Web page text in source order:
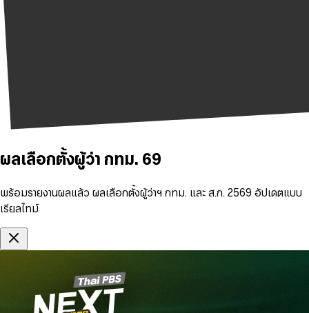
ผลเลือกตั้งผู้ว่า กทม. 69
พร้อมรายงานผลแล้ว ผลเลือกตั้งผู้ว่าฯ กทม. และ ส.ก. 2569 อัปเดตแบบ
เรียลไทม์